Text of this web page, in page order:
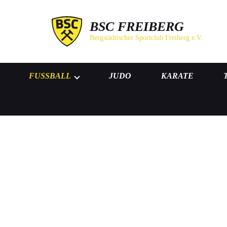
BSC FREIBERG
Bergstädtischer Sportclub Freiberg e.V.
FUSSBALL JUDO KARATE